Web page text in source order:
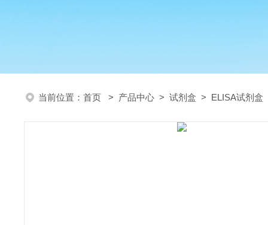
当前位置： 首页 > 产品中心 > 试剂盒 > ELISA试剂盒